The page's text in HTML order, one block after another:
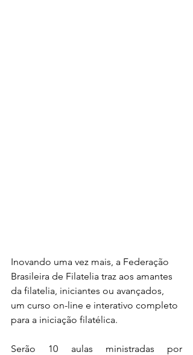
Inovando uma vez mais, a Federação
Brasileira de Filatelia traz aos amantes
da filatelia, iniciantes ou avançados,
um curso on-line e interativo completo
para a iniciação filatélica.
Serão 10 aulas ministradas por